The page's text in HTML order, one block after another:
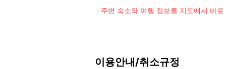
· 주변 숙소와 여행 정보를 지도에서 바
이용안내/취소규정